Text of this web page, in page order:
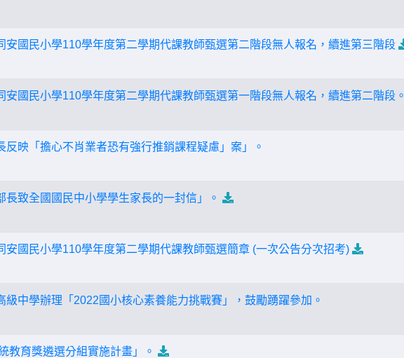
安國民小學110學年度第二學期代課教師甄選第二階段無人報名，續進第三階段
安國民小學110學年度第二學期代課教師甄選第一階段無人報名，續進第二階段。
反映「擔心不肖業者恐有強行推銷課程疑慮」案」。
長致全國國民中小學學生家長的一封信」。
安國民小學110學年度第二學期代課教師甄選簡章 (一次公告分次招考)
級中學辦理「2022國小核心素養能力挑戰賽」，鼓勵踴躍參加。
教育獎遴選分組實施計畫」。